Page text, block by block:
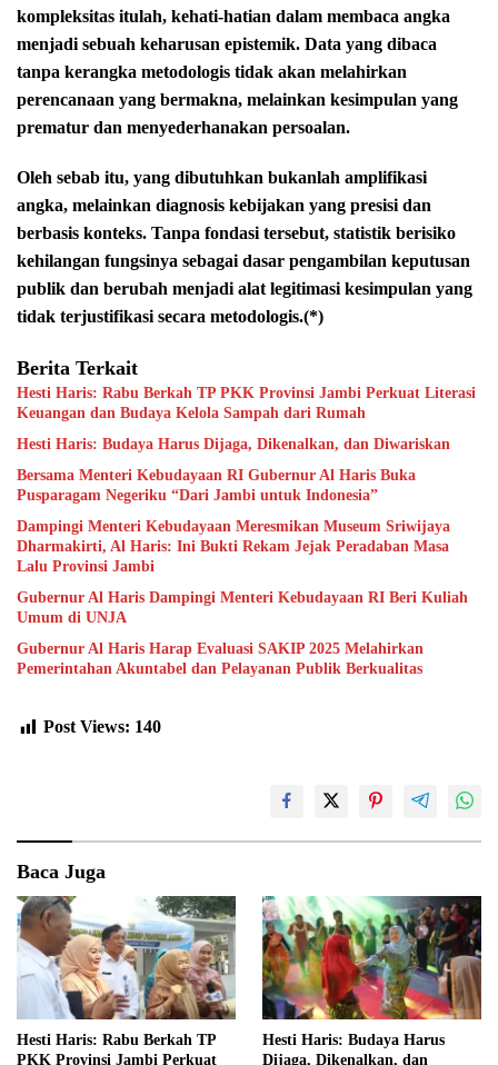
kompleksitas itulah, kehati-hatian dalam membaca angka
menjadi sebuah keharusan epistemik. Data yang dibaca
tanpa kerangka metodologis tidak akan melahirkan
perencanaan yang bermakna, melainkan kesimpulan yang
prematur dan menyederhanakan persoalan.
Oleh sebab itu, yang dibutuhkan bukanlah amplifikasi
angka, melainkan diagnosis kebijakan yang presisi dan
berbasis konteks. Tanpa fondasi tersebut, statistik berisiko
kehilangan fungsinya sebagai dasar pengambilan keputusan
publik dan berubah menjadi alat legitimasi kesimpulan yang
tidak terjustifikasi secara metodologis.(*)
Berita Terkait
Hesti Haris: Rabu Berkah TP PKK Provinsi Jambi Perkuat Literasi
Keuangan dan Budaya Kelola Sampah dari Rumah
Hesti Haris: Budaya Harus Dijaga, Dikenalkan, dan Diwariskan
Bersama Menteri Kebudayaan RI Gubernur Al Haris Buka
Pusparagam Negeriku “Dari Jambi untuk Indonesia”
Dampingi Menteri Kebudayaan Meresmikan Museum Sriwijaya
Dharmakirti, Al Haris: Ini Bukti Rekam Jejak Peradaban Masa
Lalu Provinsi Jambi
Gubernur Al Haris Dampingi Menteri Kebudayaan RI Beri Kuliah
Umum di UNJA
Gubernur Al Haris Harap Evaluasi SAKIP 2025 Melahirkan
Pemerintahan Akuntabel dan Pelayanan Publik Berkualitas
Post Views: 140
Baca Juga
Hesti Haris: Rabu Berkah TP
PKK Provinsi Jambi Perkuat
Hesti Haris: Budaya Harus
Dijaga, Dikenalkan, dan